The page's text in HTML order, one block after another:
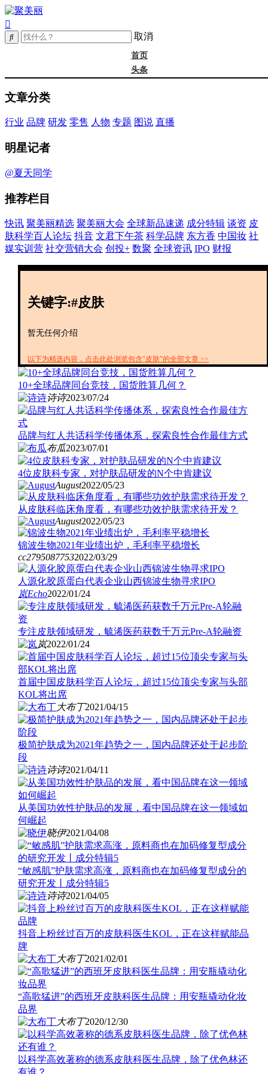
取消
首页
头条
成分
中国妆
实训营
创投+
文章分类
行业 品牌 研发 零售 人物 专题 图说 直播
明星记者
@夏天同学
推荐栏目
快讯 聚美丽精选 聚美丽大会 全球新品速递 成分特辑 谈资 皮
肤科学百人论坛 抖音 文君下午茶 科学品牌 东方香 中国妆 社
媒实训营 社交营销大会 创投+ 数聚 全球资讯 IPO 财报
关键字:#皮肤
暂无任何介绍
以下为精选内容，点击此处浏览包含"皮肤"的全部文章 >>
10+全球品牌同台竞技，国货胜算几何？
诗诗2023/07/24
品牌与红人共话科学传播体系，探索良性合作最佳方式
布瓜2023/07/01
4位皮肤科专家，对护肤品研发的N个中肯建议
August2022/05/23
从皮肤科临床角度看，有哪些功效护肤需求待开发？
August2022/05/23
锦波生物2021年业绩出炉，毛利率平稳增长
cc27950877532022/03/29
人源化胶原蛋白代表企业山西锦波生物寻求IPO
岚Echo2022/01/24
专注皮肤领域研发，毓浠医药获数千万元Pre-A轮融资
岚2022/01/24
首届中国皮肤科学百人论坛，超过15位顶尖专家与头部
KOL将出席
大布丁2021/04/15
极简护肤成为2021年趋势之一，国内品牌还处于起步阶
段
诗诗2021/04/11
从美国功效性护肤品的发展，看中国品牌在这一领域如
何崛起
晓伊2021/04/08
“敏感肌”护肤需求高涨，原料商也在加码修复型成分的
研究开发丨成分特辑5
诗诗2021/04/05
抖音上粉丝过百万的皮肤科医生KOL，正在这样赋能品
牌
大布丁2021/02/01
“高歌猛进”的西班牙皮肤科医生品牌：用安瓶撬动化妆
品界
大布丁2020/12/30
以科学高效著称的德系皮肤科医生品牌，除了优色林还